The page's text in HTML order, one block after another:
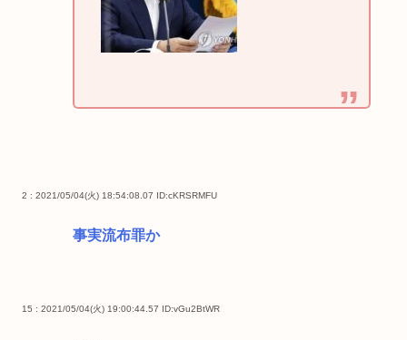
2 : 2021/05/04(火) 18:54:08.07 ID:cKRSRMFU
事実流布罪か
15 : 2021/05/04(火) 19:00:44.57 ID:vGu2BtWR